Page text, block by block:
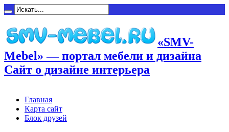
«SMV-
Mebel» — портал мебели и дизайна
Сайт о дизайне интерьера
Главная
Карта сайт
Блок друзей